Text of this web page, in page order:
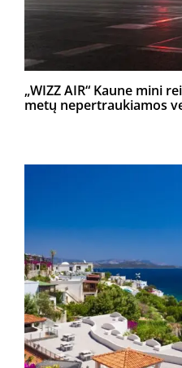
„WIZZ AIR“ Kaune mini
metų nepertraukiamos